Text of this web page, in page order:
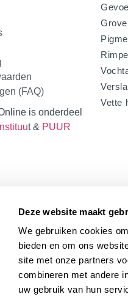
Deze website maakt
We gebruiken cookies
bieden en om ons
site met onze partners
combineren met andere
uw gebruik van hun
(FAQ)
is onderdeel
t & PUUR
Vette